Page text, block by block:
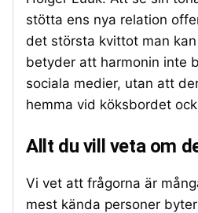
stötta ens nya relation
det största kvittot man
betyder att harmonin inte
sociala medier, utan att
hemma vid köksbordet
Allt du vill veta om
Vi vet att frågorna är
mest kända personer